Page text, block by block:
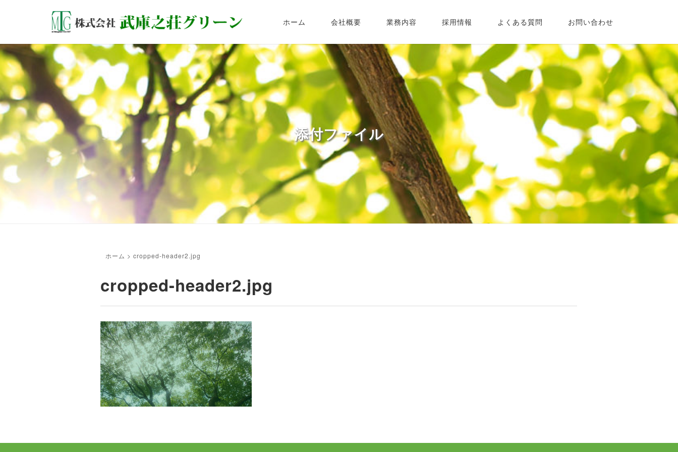
ホーム 会社概要 業務内容 採用情報 よくある質問 お問い合わせ
添付ファイル
ホーム >cropped-header2.jpg
cropped-header2.jpg